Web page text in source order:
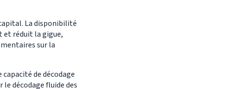
La disponibilité
et réduit la gigue,
sur la
de décodage
décodage fluide des